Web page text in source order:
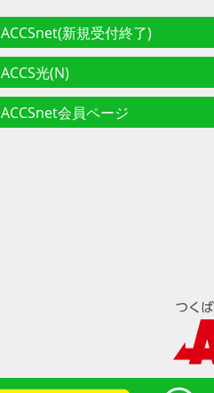
ACCSnet(新規受付終了)
ACCS光(N)
ACCSnet会員ページ